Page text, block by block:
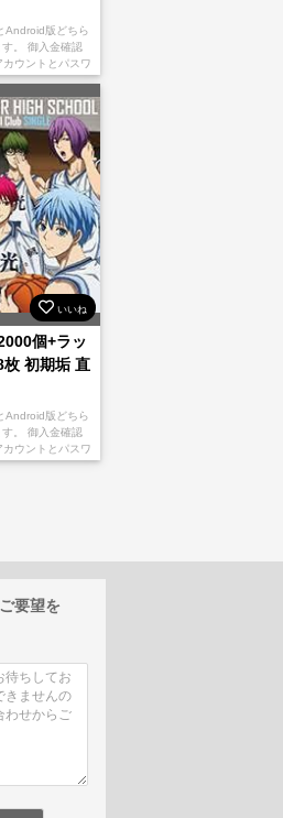
Android版どちら
。 御入金確認
ウントとパスワ
不正行為は一切
安心くだ
いいね
個+ラッ
枚 初期垢 直
Android版どちら
。 御入金確認
ウントとパスワ
不正行為は一切
要望を